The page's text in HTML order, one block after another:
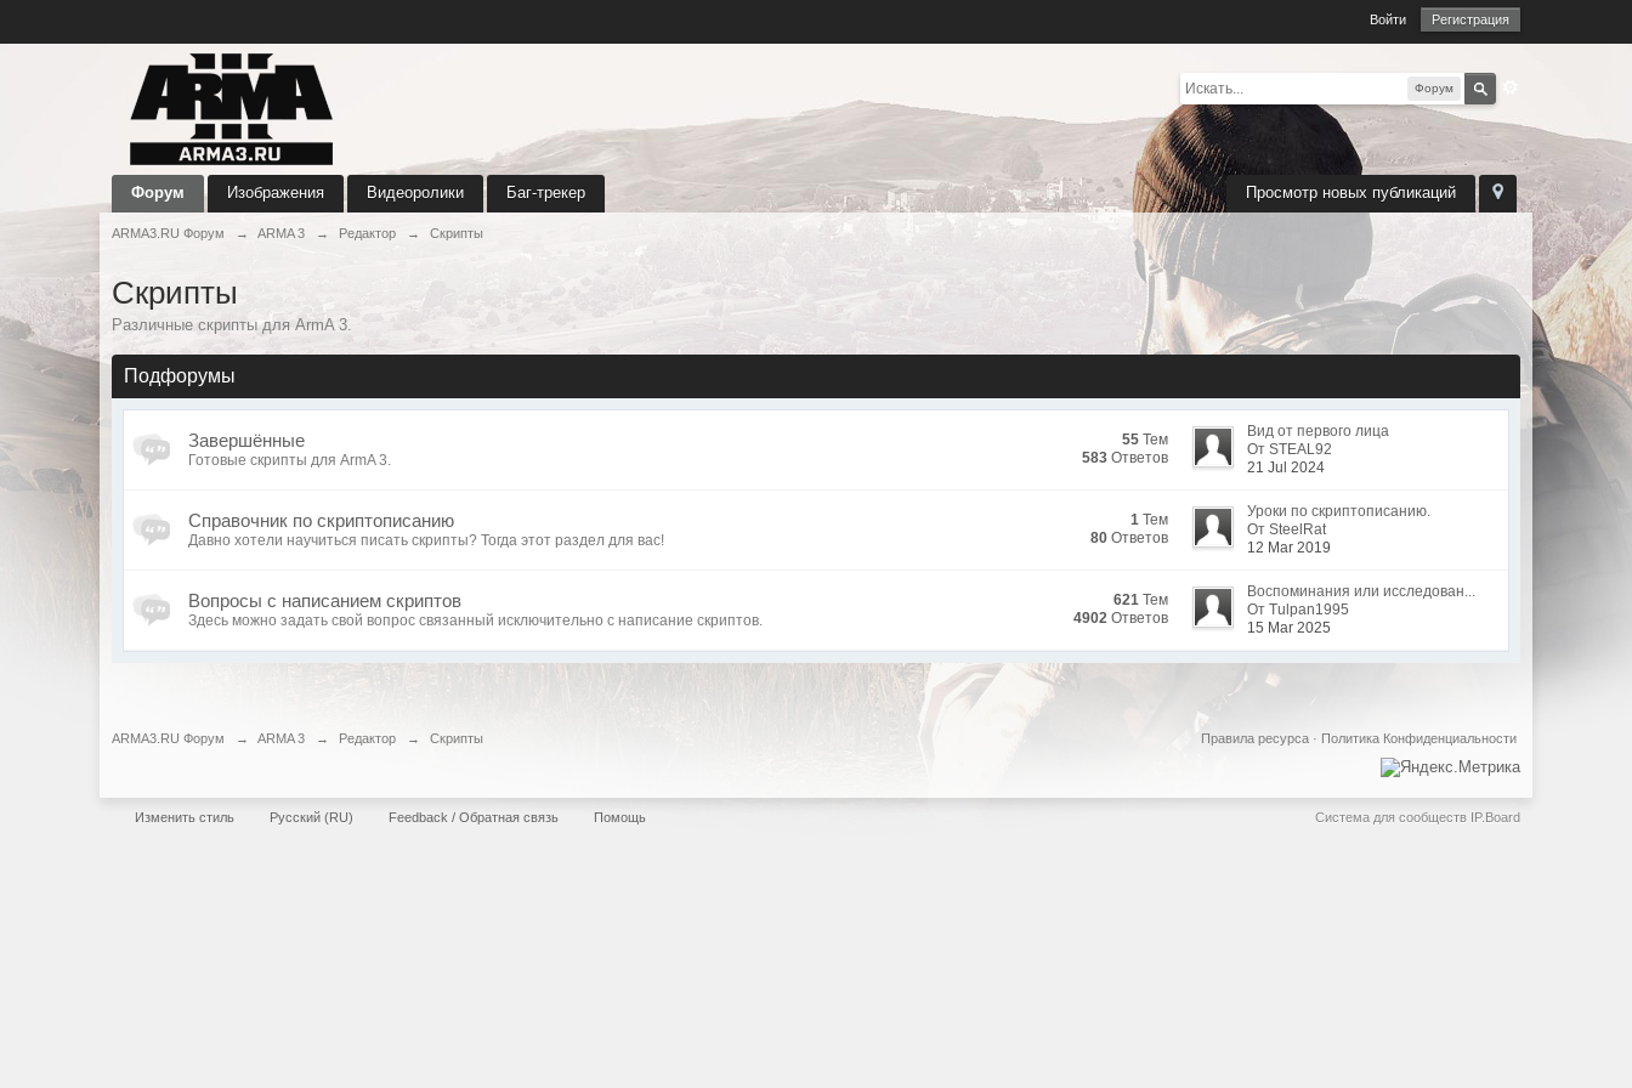
Войти Регистрация
Форум
Просмотр новых публикаций
Форум Изображения Видеоролики Баг-трекер
ARMA3.RU Форум → ARMA 3 → Редактор → Скрипты
Скрипты
Различные скрипты для ArmA 3.
Подфорумы
Завершённые
Готовые скрипты для ArmA 3.
55 Тем
583 Ответов
Вид от первого лица
От STEAL92
21 Jul 2024
Справочник по скриптописанию
Давно хотели научиться писать скрипты? Тогда этот раздел для вас!
1 Тем
80 Ответов
Уроки по скриптописанию.
От SteelRat
12 Mar 2019
Вопросы с написанием скриптов
Здесь можно задать свой вопрос связанный исключительно с написание скриптов.
621 Тем
4902 Ответов
Воспоминания или исследован...
От Tulpan1995
15 Mar 2025
ARMA3.RU Форум → ARMA 3 → Редактор → Скрипты Политика Конфиденциальности
Правила ресурса ·
Изменить стиль Русский (RU) Feedback / Обратная связь Помощь Система для сообществ IP.Board